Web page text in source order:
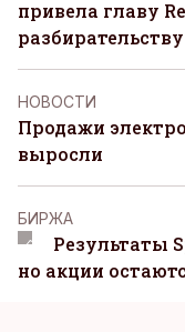
привела главу
разбирательству
НОВОСТИ
Продажи
выросли
БИРЖА
Результаты
но акции